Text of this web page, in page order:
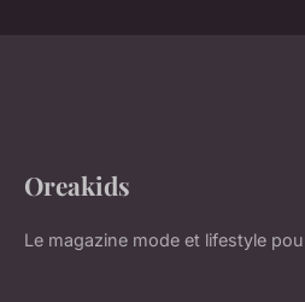
Oreakids
Le magazine mode et lifestyle